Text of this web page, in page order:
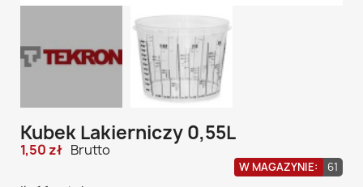
Kubek Lakierniczy 0,55L
1,50 zł Brutto
W MAGAZYNIE: 61